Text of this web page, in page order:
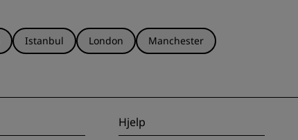
Istanbul London
Manchester
Hjelp